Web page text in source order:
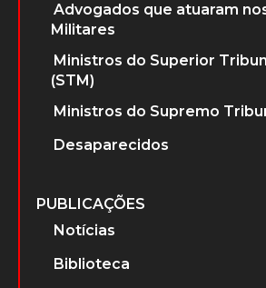
Advogados que atuaram
Militares
Ministros do Superior
(STM)
Ministros do Supremo
Desaparecidos
PUBLICAÇÕES
Notícias
Biblioteca